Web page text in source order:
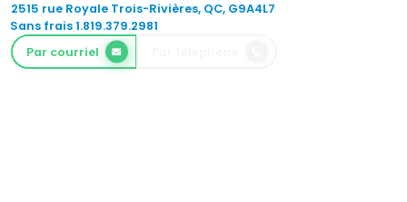
2515 rue Royale Trois-Rivières, QC, G9A4L7
Sans frais 1.819.379.2981
Par courriel